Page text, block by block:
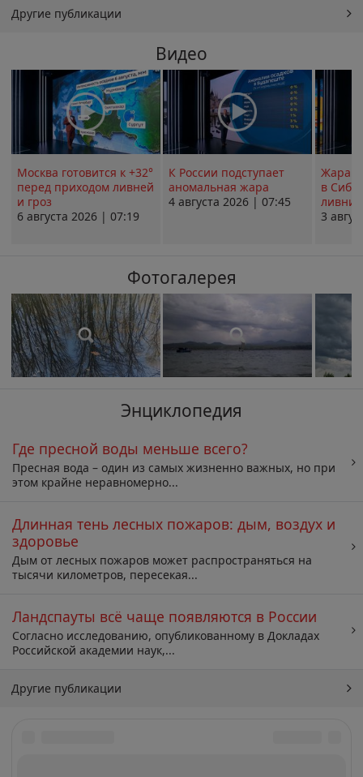
Другие публикации
Видео
Москва готовится к +32°
перед приходом ливней
и гроз
6 августа 2026 | 07:19
К России подступает
аномальная жара
4 августа 2026 | 07:45
Жара в
в
ливни
3
Фотогалерея
Энциклопедия
Где пресной воды меньше всего?
Пресная вода – один из самых жизненно важных, но при
этом крайне неравномерно...
Длинная тень лесных пожаров: дым, воздух и
здоровье
Дым от лесных пожаров может распространяться на
тысячи километров, пересекая...
Ландспауты всё чаще появляются в России
Согласно исследованию, опубликованному в Докладах
Российской академии наук,...
Другие публикации